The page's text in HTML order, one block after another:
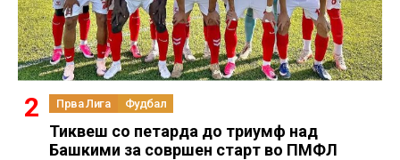
Прва Лига Фудбал
Тиквеш со петарда до триумф над
Башкими за совршен старт во ПМФЛ